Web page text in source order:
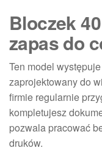
Bloczek
zapas do
Ten model
zaprojektowany do
firmie regularnie
kompletujesz
pozwala pracować
druków.